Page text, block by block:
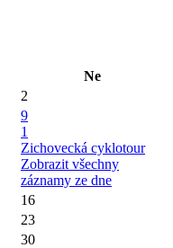
Ne
2
9
1
Zichovecká cyklotour
Zobrazit všechny
záznamy ze dne
16
23
30